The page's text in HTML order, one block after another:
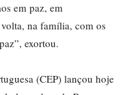
em paz, em
na família, com os
exortou.
(CEP) lançou hoje